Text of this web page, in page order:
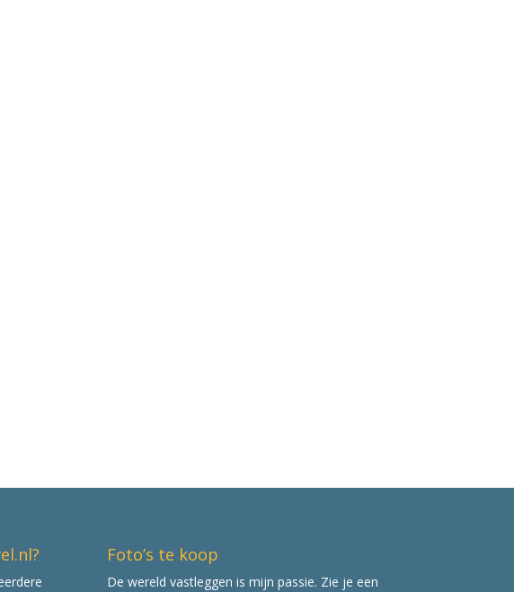
Foto’s te koop
De wereld vastleggen is mijn passie. Zie je een